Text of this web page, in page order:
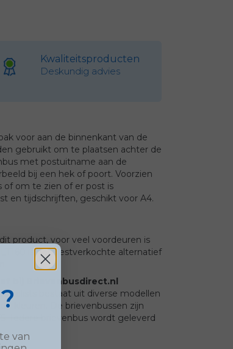
Kwaliteitsproducten
Deskundig advies
voor aan de binnenkant van de
gebruikt om te plaatsen achter de
met postuitname aan de
bij een hek of poort. Voorzien
of om te zien of er post is
en tijdschrijften, geschikt voor A4.
product, voor veel voordeuren is
is het bestverkochte alternatief
bij Brievenbusdirect.nl
bestaat uit diverse modellen
kleuren. De brievenbussen zijn
Iedere brievenbus wordt geleverd
van